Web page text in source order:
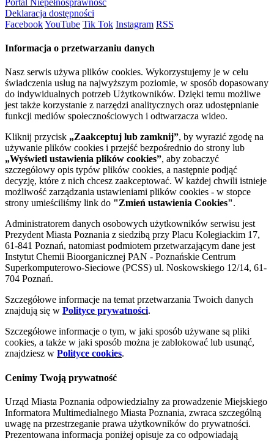
Deklaracja dostępności
FacebookYouTube Tik Tok Instagram RSS
Informacja o przetwarzaniu danych
Nasz serwis używa plików cookies. Wykorzystujemy je w celu
świadczenia usług na najwyższym poziomie, w sposób dopasowany
do indywidualnych potrzeb Użytkowników. Dzięki temu możliwe
jest także korzystanie z narzędzi analitycznych oraz udostępnianie
funkcji mediów społecznościowych i odtwarzacza wideo.
Kliknij przycisk „Zaakceptuj lub zamknij”, by wyrazić zgodę na
używanie plików cookies i przejść bezpośrednio do strony lub
„Wyświetl ustawienia plików cookies”, aby zobaczyć
szczegółowy opis typów plików cookies, a następnie podjąć
decyzję, które z nich chcesz zaakceptować. W każdej chwili istnieje
możliwość zarządzania ustawieniami plików cookies - w stopce
strony umieściliśmy link do "Zmień ustawienia Cookies".
Administratorem danych osobowych użytkowników serwisu jest
Prezydent Miasta Poznania z siedzibą przy Placu Kolegiackim 17,
61-841 Poznań, natomiast podmiotem przetwarzającym dane jest
Instytut Chemii Bioorganicznej PAN - Poznańskie Centrum
Superkomputerowo-Sieciowe (PCSS) ul. Noskowskiego 12/14, 61-
704 Poznań.
Szczegółowe informacje na temat przetwarzania Twoich danych
znajdują się w Polityce prywatności.
Szczegółowe informacje o tym, w jaki sposób używane są pliki
cookies, a także w jaki sposób można je zablokować lub usunąć,
znajdziesz w Polityce cookies.
Cenimy Twoją prywatność
Urząd Miasta Poznania odpowiedzialny za prowadzenie Miejskiego
Informatora Multimedialnego Miasta Poznania, zwraca szczególną
uwagę na przestrzeganie prawa użytkowników do prywatności.
Prezentowana informacja poniżej opisuje za co odpowiadają